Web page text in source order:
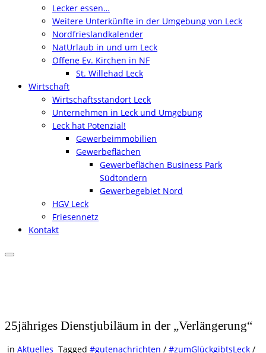
Lecker essen…
Weitere Unterkünfte in der Umgebung von Leck
Nordfrieslandkalender
NatUrlaub in und um Leck
Offene Ev. Kirchen in NF
St. Willehad Leck
Wirtschaft
Wirtschaftsstandort Leck
Unternehmen in Leck und Umgebung
Leck hat Potenzial!
Gewerbeimmobilien
Gewerbeflächen
Gewerbeflächen Business Park
Südtondern
Gewerbegebiet Nord
HGV Leck
Friesennetz
Kontakt
25jähriges Dienstjubiläum in der „Verlängerung“
in Aktuelles Tagged #gutenachrichten / #zumGlückgibtsLeck /